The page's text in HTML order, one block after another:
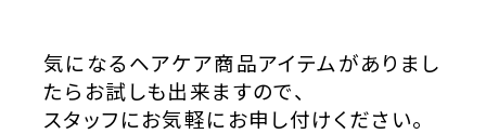
気になるヘアケア商品アイテムがありまし
たらお試しも出来ますので、
スタッフにお気軽にお申し付けください。